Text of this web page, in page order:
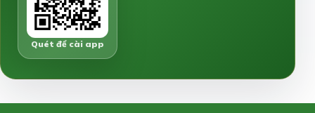
Quét để cài app